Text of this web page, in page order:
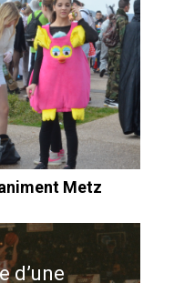
Metz
d’une